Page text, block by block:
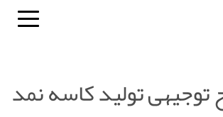
توجیهی تولید کاسه نمد